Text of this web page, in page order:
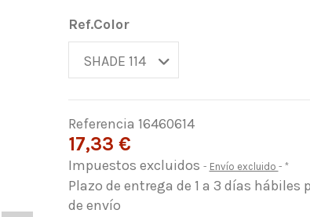
Ref.Color
Referencia 16460614
17,33 €
Impuestos excluidos Envío excluido *
Plazo de entrega de 1 a 3 días
de envío